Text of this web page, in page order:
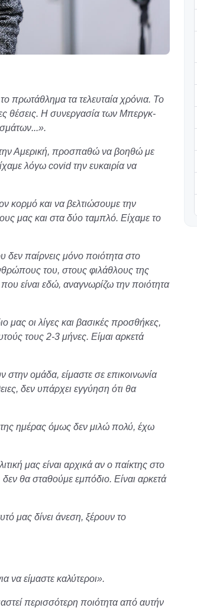
πρωτάθλημα τα τελευταία χρόνια. Το
θέσεις. Η συνεργασία των Μπεργκ-
Αμερική, προσπαθώ να βοηθώ με
λόγω covid την ευκαιρία να
κορμό και να βελτιώσουμε την
μας και στα δύο ταμπλό. Είχαμε το
παίρνεις μόνο ποιότητα στο
του, στους φιλάθλους της
είναι εδώ, αναγνωρίζω την ποιότητα
οι λίγες και βασικές προσθήκες,
τους 2-3 μήνες. Είμαι αρκετά
στην ομάδα, είμαστε σε επικοινωνία
δεν υπάρχει εγγύηση ότι θα
της ημέρας όμως δεν μιλώ πολύ, έχω
μας είναι αρχικά αν ο παίκτης στο
δεν θα σταθούμε εμπόδιο. Είναι αρκετά
μας δίνει άνεση, ξέρουν το
να είμαστε καλύτεροι».
περισσότερη ποιότητα από αυτήν